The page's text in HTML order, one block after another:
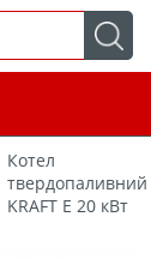
Котел
твердопаливний
KRAFT E 20 кВт